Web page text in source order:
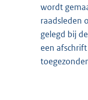
wordt
raadsleden
gelegd bij
een